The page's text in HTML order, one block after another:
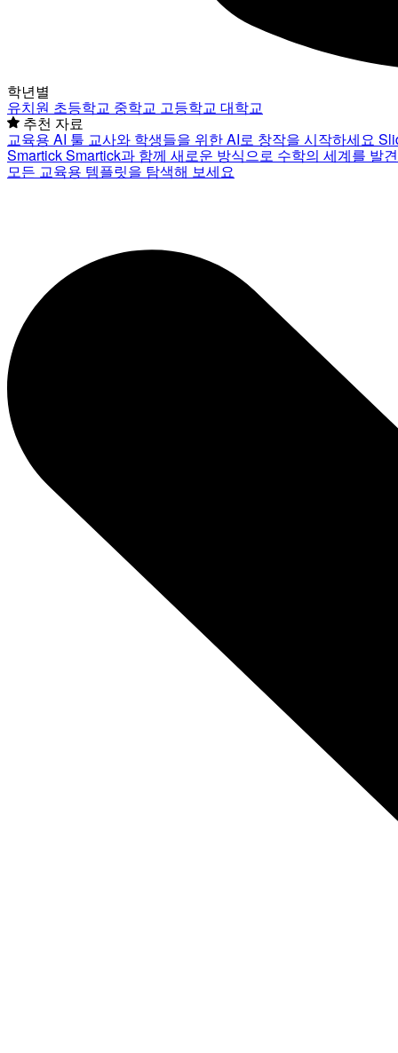
학년별
유치원 초등학교 중학교 고등학교 대학교
추천 자료
교육용 AI 툴 교사와 학생들을 위한 AI로 창작을 시작하세요
SmartickSmartick과 함께 새로운 방식으로 수학의 세계를 발
모든 교육용 템플릿을 탐색해 보세요